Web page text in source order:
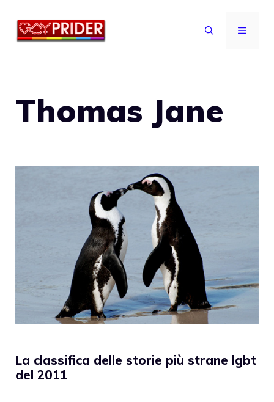
MENU
Thomas Jane
La classifica delle storie più strane lgbt
del 2011